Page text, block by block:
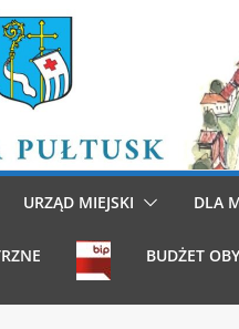
URZĄD MIEJSKI DLA
BUDŻET